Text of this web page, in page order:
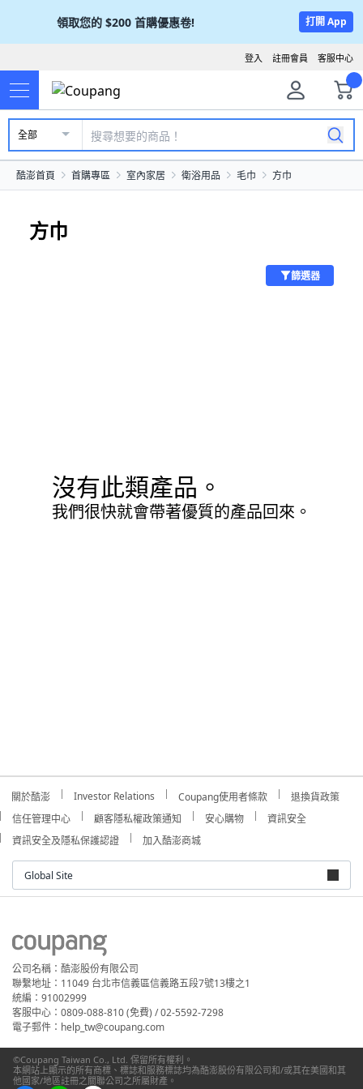
領取您的 $200 首購優惠卷! 打開 App
客服中心
註冊會員
登入
全部
酷澎首頁 首購專區 室內家居 衛浴用品 毛巾 方巾
方巾
篩選器
沒有此類產品。
我們很快就會帶著優質的產品回來。
關於酷澎 Investor Relations Coupang使用者條款
退換貨政策
信任管理中心
顧客隱私權政策通知 安心購物
資訊安全
資訊安全及隱私保護認證
加入酷澎商城
Global Site
公司名稱：酷澎股份有限公司
聯繫地址：11049 台北市信義區信義路五段7號13樓之1
統編：91002999
客服中心：0809-088-810 (免費) / 02-5592-7298
電子郵件：help_tw@coupang.com
©Coupang Taiwan Co., Ltd. 保留所有權利。
本網站上顯示的所有商標、標誌和服務標誌均為酷澎股份有限公司和/或其在美國和其
他國家/地區註冊之關聯公司之所屬財產。